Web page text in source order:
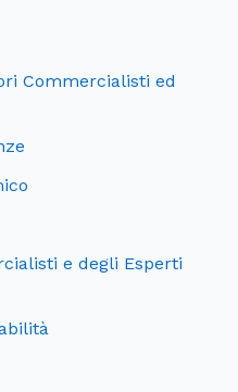
Commercialisti ed
e degli Esperti